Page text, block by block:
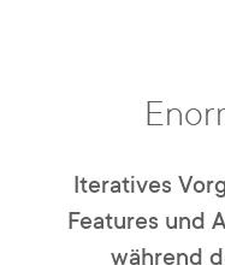
Iteratives
Features und
während